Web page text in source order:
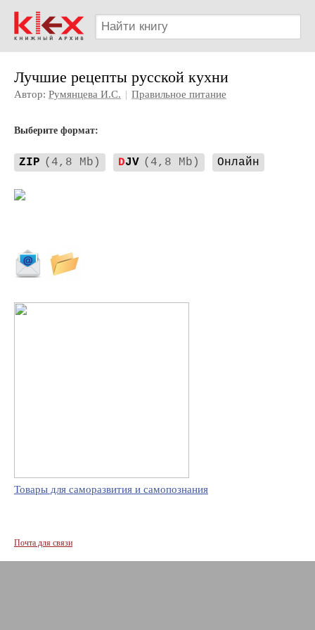
Лучшие рецепты русской кухни
Автор: Румянцева И.С. | Правильное питание
Выберите формат:
ZIP (4,8 Mb) DJV (4,8 Mb) Онлайн
Товары для саморазвития и самопознания
Почта для связи